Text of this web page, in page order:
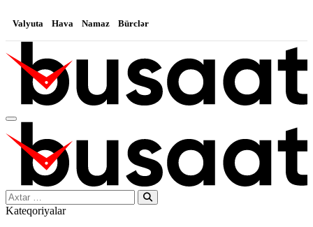
Valyuta Hava Namaz Bürclər
Search…
Kateqoriyalar